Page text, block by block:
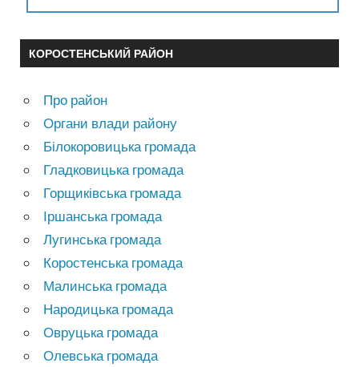
КОРОСТЕНСЬКИЙ РАЙОН
Про район
Органи влади району
Білокоровицька громада
Гладковицька громада
Горщиківська громада
Іршанська громада
Лугинська громада
Коростенська громада
Малинська громада
Народицька громада
Овруцька громада
Олевська громада